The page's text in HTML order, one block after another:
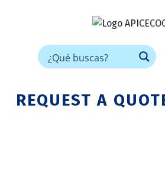
APICECOOL
REQUEST A